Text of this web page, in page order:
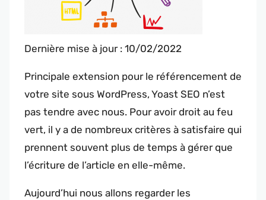
Dernière mise à jour : 10/02/2022
Principale extension pour le référencement de
votre site sous WordPress, Yoast SEO n’est
pas tendre avec nous. Pour avoir droit au feu
vert, il y a de nombreux critères à satisfaire qui
prennent souvent plus de temps à gérer que
l’écriture de l’article en elle-même.
Aujourd’hui nous allons regarder les